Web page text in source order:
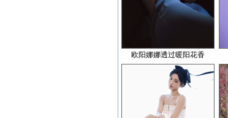
欧阳娜娜透过暖阳花香